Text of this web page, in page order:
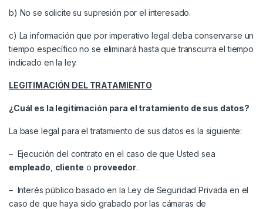
b) No se solicite su supresión por el interesado.
c) La información que por imperativo legal deba conservarse un
tiempo específico no se eliminará hasta que transcurra el tiempo
indicado en la ley.
LEGITIMACIÓN DEL TRATAMIENTO
¿Cuál es la legitimación para el tratamiento de sus datos?
La base legal para el tratamiento de sus datos es la siguiente:
– Ejecución del contrato en el caso de que Usted sea
empleado cliente o proveedor.
– Interés público basado en la Ley de Seguridad Privada en el
caso de que haya sido grabado por las cámaras de